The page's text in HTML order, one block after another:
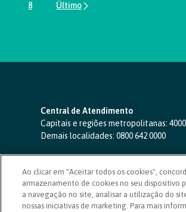
Página
8
Central de Atendimento
Capitais e regiões metropolitanas:
Demais localidades: 0800 642 0000
SAC 24 horas-0800 724 4420
Ouvidoria
0800 725 0996
(de segunda a sexta, das
ouvidoriasicoob.com.br
Ao clicar em "Aceitar todos os cookies",
armazenamento de cookies no seu dispositivo
a navegação no site, analisar a utilização do
nossas iniciativas de marketing. Para mais